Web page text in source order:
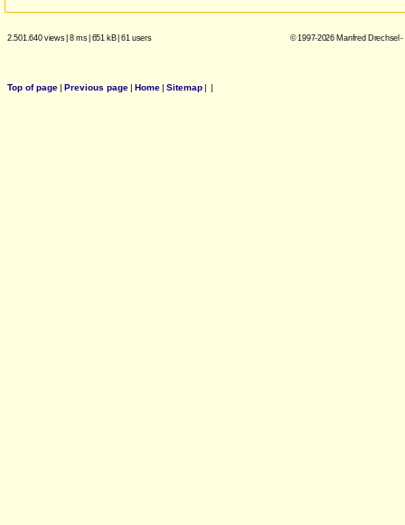
2.501.640 views| 8 ms| 651 kB| 61 users © 1997-2026 Manfred Drechsel
Top of page| Previous page| Home| Sitemap| |